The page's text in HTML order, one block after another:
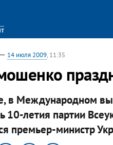
— 14 июля 2009, 11:35
в Международном
10-летия партии
премьер-министр